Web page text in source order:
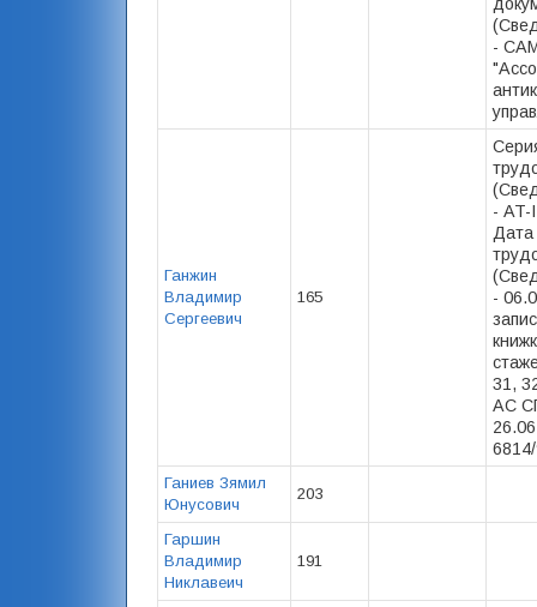
-
Ганжин
Владимир
Сергеевич
165
-
Дата
-
31,
АС
Ганиев Зямил
Юнусович
203
Гаршин
Владимир
Никлавеич
191